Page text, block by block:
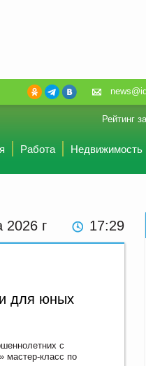
Рейтинг
Работа Недвижимость
2026 г 17:29
для юных
с
мастер-класс по